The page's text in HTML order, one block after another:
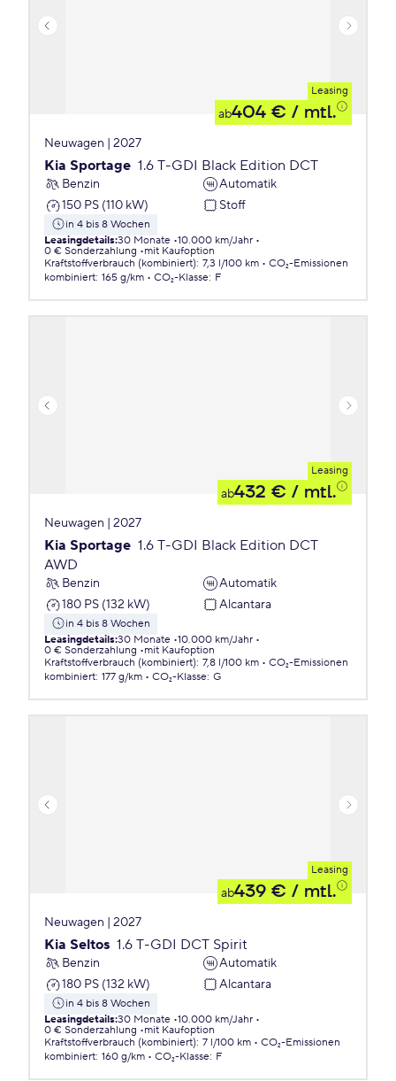
Leasing
ab404 € / mtl.
Neuwagen | 2027
Kia Sportage 1.6 T-GDI Black Edition DCT
Benzin
Automatik
150 PS (110 kW)
Stoff
in 4 bis 8 Wochen
Leasingdetails:30 Monate 10.000 km/Jahr
0 € Sonderzahlung
mit Kaufoption
Kraftstoffverbrauch (kombiniert): 7,3 l/100 km
CO₂-Emissionen
kombiniert: 165 g/km CO₂-Klasse: F
Leasing
ab432 € / mtl.
Neuwagen | 2027
Kia Sportage 1.6 T-GDI Black Edition DCT
AWD
Benzin
Automatik
180 PS (132 kW)
Alcantara
in 4 bis 8 Wochen
Leasingdetails:30 Monate 10.000 km/Jahr
0 € Sonderzahlung
mit Kaufoption
Kraftstoffverbrauch (kombiniert): 7,8 l/100 km
CO₂-Emissionen
kombiniert: 177 g/km CO₂-Klasse: G
Leasing
ab439 € / mtl.
Neuwagen | 2027
Kia Seltos 1.6 T-GDI DCT Spirit
Benzin
Automatik
180 PS (132 kW)
Alcantara
in 4 bis 8 Wochen
Leasingdetails:30 Monate 10.000 km/Jahr
0 € Sonderzahlung
mit Kaufoption
Kraftstoffverbrauch (kombiniert): 7 l/100 km
CO₂-Emissionen
kombiniert: 160 g/km CO₂-Klasse: F